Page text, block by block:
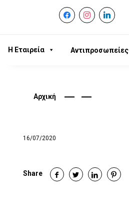
facebookinstagram
linkedin
Η Εταιρεία Αντιπροσωπείες
Αρχική
16/07/2020
Share